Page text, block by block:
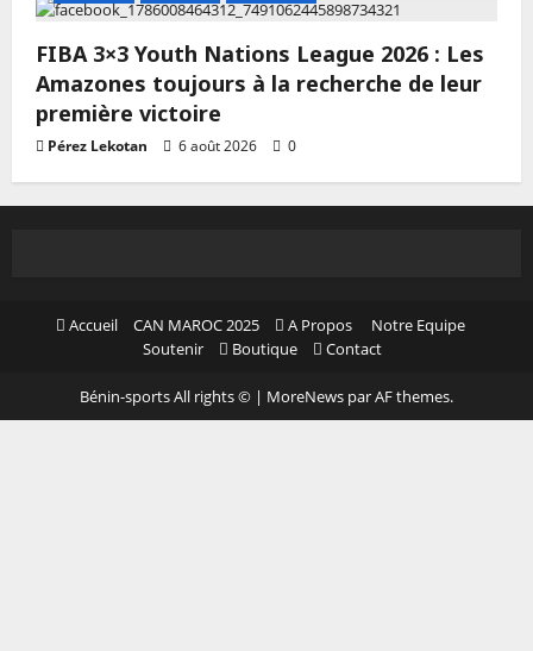
FIBA 3×3 Youth Nations League 2026 : Les
Amazones toujours à la recherche de leur
première victoire
Pérez Lekotan 6 août 2026 0
Accueil CAN MAROC 2025 A Propos
Notre Equipe
Soutenir
Boutique Contact
Bénin-sports All rights © | MoreNews par AF themes.